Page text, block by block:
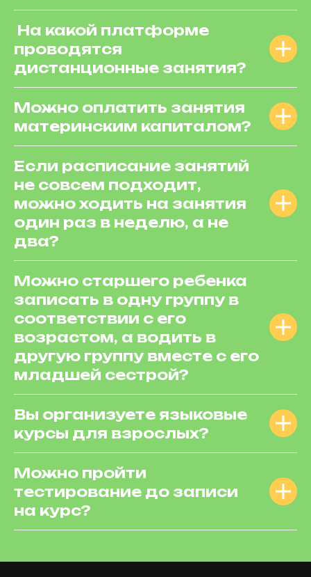
На какой платформе
проводятся
дистанционные занятия?
Можно оплатить занятия
материнским капиталом?
Если расписание занятий
не совсем подходит,
можно ходить на занятия
один раз в неделю, а не
два?
Можно старшего ребенка
записать в одну группу в
соответствии с его
возрастом, а водить в
другую группу вместе с его
младшей сестрой?
Вы организуете языковые
курсы для взрослых?
Можно пройти
тестирование до записи
на курс?